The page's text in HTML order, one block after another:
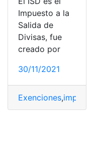
Impuesto a la
Salida de
Divisas, fue
creado por
30/11/2021
Exenciones,impuesto